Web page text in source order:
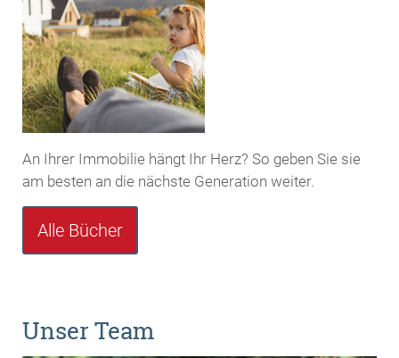
An Ihrer Immobilie hängt Ihr Herz? So geben Sie sie
am besten an die nächste Generation weiter.
Alle Bücher
Unser Team